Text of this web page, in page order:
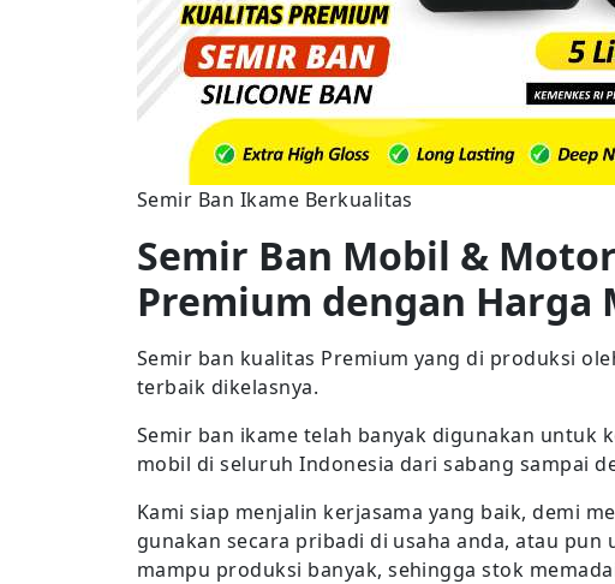
Semir Ban Ikame Berkualitas
Semir Ban Mobil &
Premium dengan Harga
Semir ban kualitas Premium yang di produksi
terbaik dikelasnya.
Semir ban ikame telah banyak digunakan untuk
mobil di seluruh Indonesia dari sabang sampai
Kami siap menjalin kerjasama yang baik, demi
gunakan secara pribadi di usaha anda, atau pun
mampu produksi banyak, sehingga stok